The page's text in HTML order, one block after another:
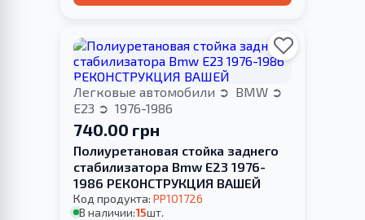
Легковые автомобили
BMW
E23
1976-1986
740.00 грн
Полиуретановая стойка заднего
стабилизатора Bmw E23 1976-
1986 РЕКОНСТРУКЦИЯ ВАШЕЙ
Код продукта: PP101726
В наличии:15шт.